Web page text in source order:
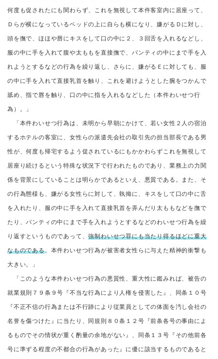
何度も促されたにも関わらず、これを無視して本件客室内に居座って、
Ｄらが横になっているベッドの上に自らも横になり、嫌がるＤに対し、
頭を撫で、ほほや唇にキスをして口の中に２、３回舌を入れるなどし、
服の中に手を入れて腹や太ももを直接撫で、パンティの中にまで手を入
れようとするなどの行為を繰り返し、さらに、嫌がるＥに対しても、服
の中に手を入れて直接乳首を触り、これを避けようとした腕をつかんで
舐め、指で唇を触り、口の中に指を入れるなどした（本件わいせつ行
為）。」
「本件わいせつ行為は、未明から早朝にかけて、若い女性２人の宿泊
するホテルの客室に、女性らの派遣先会社の取引先の担当部長である男
性が、何度も帰宅するよう促されているにもかかわらずこれを無視して
居座り続けるという特殊な状況下で行われたものであり、業務上の力関
係を背景にしていることは明らかであるといえ、悪質である。また、そ
の行為態様も、嫌がる女性らに対して、執拗に、キスをして口の中に舌
を入れたり、服の中に手を入れて直接乳首を弄んだり太ももなどを撫で
たり、パンティの中にまで手を入れようとするなどのわいせつ行為を繰
り返すというものであって、強制わいせつ罪にも当たり得るほどに重大
なものである。本件わいせつ行為が被害者女性らに与えた精神的衝撃も
大きい。」
「このような本件わいせつ行為の悪質性、重大性に鑑みれば、被告の
就業規則７９条９号『不当な行為により人権を侵害した』、同条１０号
『不正不信の行為または不行跡により従業員としての体面を汚し会社の
名誉を傷つけた』に当たり、同規則８０条１２号『前条各号の事由によ
るものでその情状が重く酌量の余地がない』、同条１３号『その他前各
号に準ずる程度の不都合の行為があった』に優に該当するものであると